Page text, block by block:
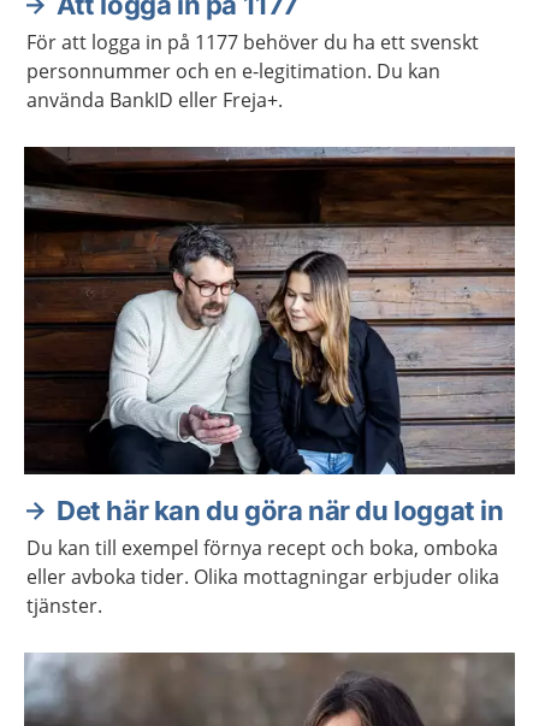
För att logga in på 1177 behöver du ha ett svenskt
personnummer och en e-legitimation. Du kan
använda BankID eller Freja+.
Det här kan du göra när du loggat in
Du kan till exempel förnya recept och boka, omboka
eller avboka tider. Olika mottagningar erbjuder olika
tjänster.